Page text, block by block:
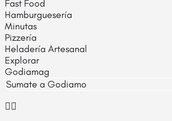
Fast Food
Hamburguesería
Minutas
Pizzería
Heladería Artesanal
Explorar
Godiamag
Sumate a Godiamo